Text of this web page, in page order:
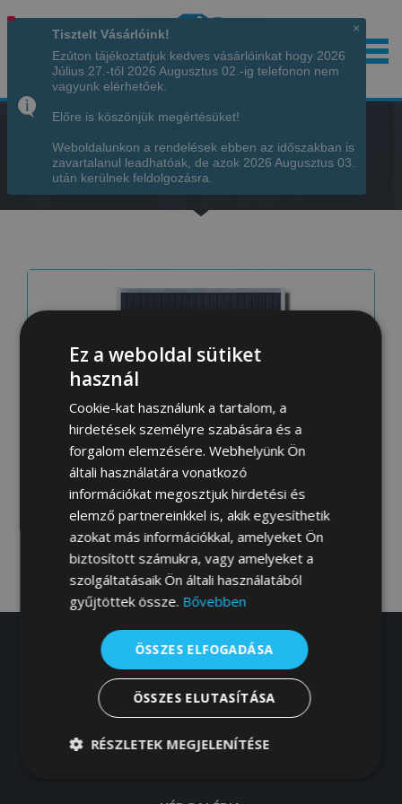
Hívjon minket!+36 70 7342034
Főoldal - TERMÉKEK - GARÁZSKAPUK
BILLENŐ GARÁZSKAPU HŐSZIGETELT 2M X
2M
153600 Ft
RÓLUNK
BOLT
MEGVALÓSULT PROJEKTJEINK
×
Tisztelt Vásárlóink!
Ezúton tájékoztatjuk kedves vásárlóinkat hogy 2026
Július 27.-től 2026 Augusztus 02.-ig telefonon nem
vagyunk elérhetőek.
Előre is köszönjük megértésüket!
Weboldalunkon a rendelések ebben az időszakban is
zavartalanul leadhatóak, de azok 2026 Augusztus 03.
után kerülnek feldolgozásra.
Ez a weboldal sütiket
használ
Cookie-kat használunk a tartalom, a
hirdetések személyre szabására és a
forgalom elemzésére. Webhelyünk Ön
általi használatára vonatkozó
információkat megosztjuk hirdetési és
elemző partnereinkkel is, akik egyesíthetik
azokat más információkkal, amelyeket Ön
biztosított számukra, vagy amelyeket a
szolgáltatásaik Ön általi használatából
gyűjtöttek össze. Bővebben
ÖSSZES ELFOGADÁSA
ÖSSZES ELUTASÍTÁSA
RÉSZLETEK MEGJELENÍTÉSE